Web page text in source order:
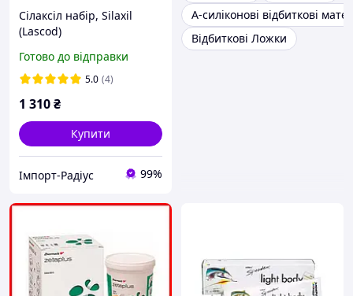
Сілаксіл набір, Silaxil
(Lascod)
Готово до відправки
5.0 (4)
1 310₴
Купити
Імпорт-Радіус 99%
А-силіконові відбиткові
Відбиткові Ложки